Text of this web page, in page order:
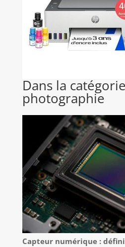
Dans la
photographie
Capteur numérique :